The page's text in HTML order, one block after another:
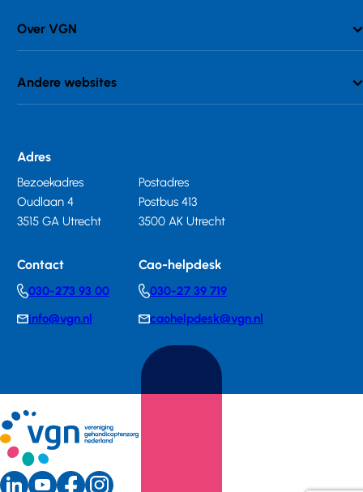
Over VGN
Andere websites
Adres
Bezoekadres
Oudlaan 4
3515 GA Utrecht
Postadres
Postbus 413
3500 AK Utrecht
Contact
Telephonenumber
030-273 93 00
E-info@vgn.nl
Cao-helpdesk
Telephonenumber
030-27 39 719
E-caohelpdesk@vgn.nl